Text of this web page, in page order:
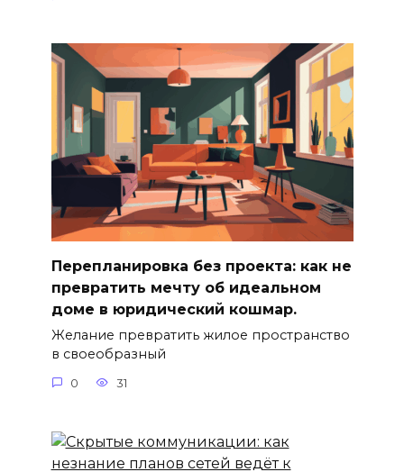
Перепланировка без проекта: как не
превратить мечту об идеальном
доме в юридический кошмар.
Желание превратить жилое пространство
в своеобразный
0 31